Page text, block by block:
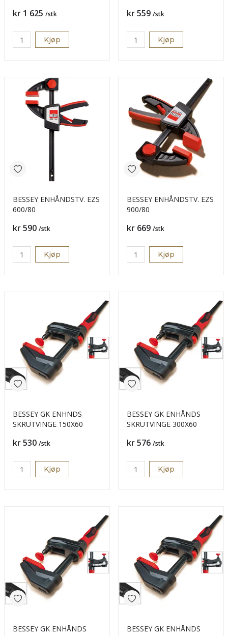
Pris
kr 1 625 /stk
Kjøp
Pris
kr 559 /stk
Kjøp
BESSEY ENHÅNDSTV. EZS
600/80
Pris
kr 590 /stk
Kjøp
BESSEY ENHÅNDSTV. EZS
900/80
Pris
kr 669 /stk
Kjøp
BESSEY GK ENHNDS
SKRUTVINGE 150X60
Pris
kr 530 /stk
Kjøp
BESSEY GK ENHÅNDS
SKRUTVINGE 300X60
Pris
kr 576 /stk
Kjøp
BESSEY GK ENHÅNDS
BESSEY GK ENHÅNDS